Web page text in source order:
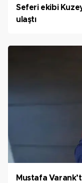
Seferi ekibi
ulaştı
Mustafa